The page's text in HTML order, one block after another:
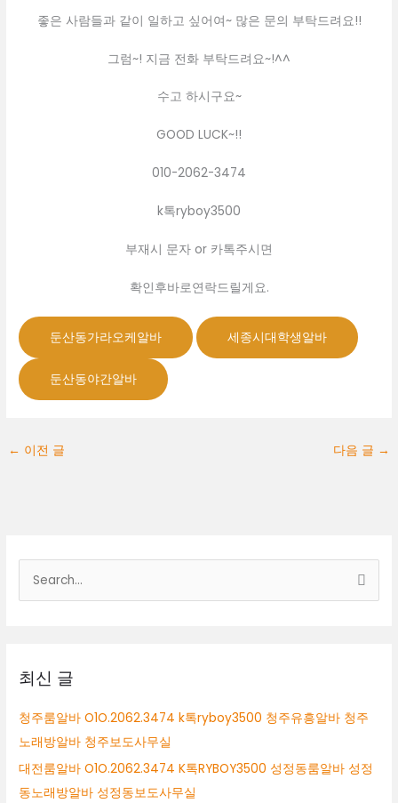
좋은 사람들과 같이 일하고 싶어여~ 많은 문의 부탁드려요!!
그럼~! 지금 전화 부탁드려요~!^^
수고 하시구요~
GOOD LUCK~!!
010-2062-3474
k톡ryboy3500
부재시 문자 or 카톡주시면
확인후바로연락드릴게요.
둔산동가라오케알바 세종시대학생알바
둔산동야간알바
← 이전 글 다음 글 →
최신 글
청주룸알바 O1O.2062.3474 k톡ryboy3500 청주유흥알바 청주
노래방알바 청주보도사무실
대전룸알바 O1O.2062.3474 K톡RYBOY3500 성정동룸알바 성정
동노래방알바 성정동보도사무실